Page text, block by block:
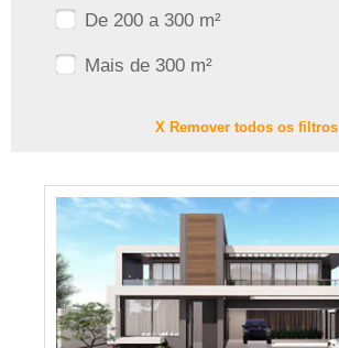
De 200 a 300 m²
Mais de 300 m²
X Remover todos os filtros